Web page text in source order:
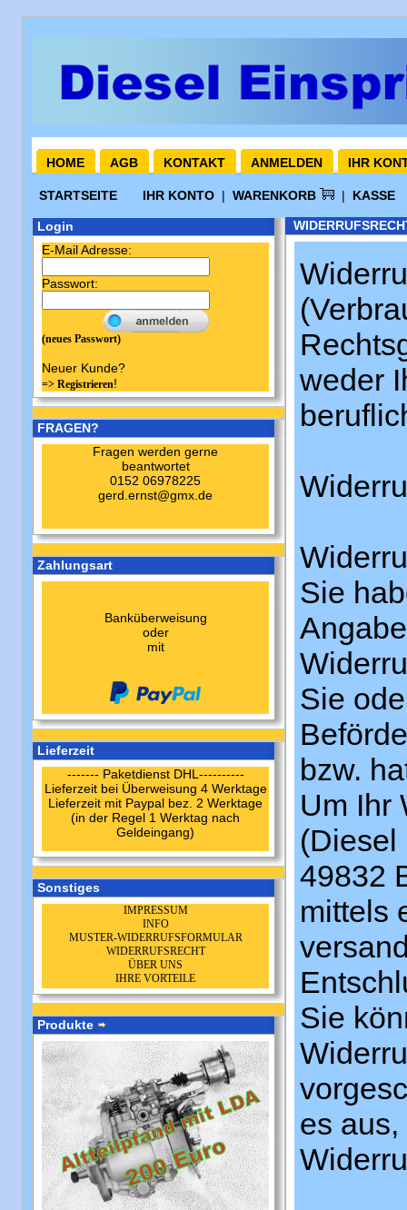
HOME AGB KONTAKT ANMELDEN IHR
STARTSEITE IHR KONTO | WARENKORB | KASSE
Login
E-Mail Adresse:
Passwort:
(neues Passwort)
Neuer Kunde?
=> Registrieren!
FRAGEN?
Fragen werden gerne
beantwortet
0152 06978225
gerd.ernst@gmx.de
Zahlungsart
Banküberweisung
oder
mit
Lieferzeit
------- Paketdienst DHL----------
Lieferzeit bei Überweisung 4 Werktage
Lieferzeit mit Paypal bez. 2 Werktage
(in der Regel 1 Werktag nach
Geldeingang)
Sonstiges
IMPRESSUM
INFO
MUSTER-WIDERRUFSFORMULAR
WIDERRUFSRECHT
ÜBER UNS
IHRE VORTEILE
Produkte
weder
Sie
Sie
bzw.
Um Ihr
(Diesel
49832
mittels
Sie
es